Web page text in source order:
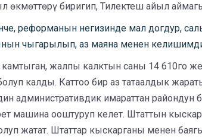
биригип, Тилектеш айыл аймагы
реформанын негизинде мал догдур,
чыгарылып, аз маяна менен
жалпы калктын саны 14 610го
калды. Каттоо бир аз татаалдык
административдик имараттан райондун
машина ооштуруп келет. Штаттын
жатат. Штаттар кыскарганы менен